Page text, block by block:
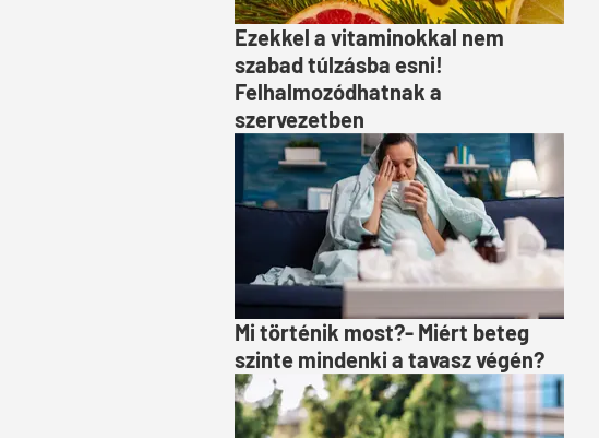
Ezekkel a vitaminokkal nem
szabad túlzásba esni!
Felhalmozódhatnak a
szervezetben
Mi történik most?- Miért beteg
szinte mindenki a tavasz végén?